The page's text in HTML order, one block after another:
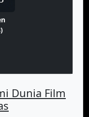
Dunia Film